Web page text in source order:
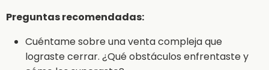
Preguntas recomendadas:
Cuéntame sobre una venta compleja que
lograste cerrar. ¿Qué obstáculos enfrentaste y